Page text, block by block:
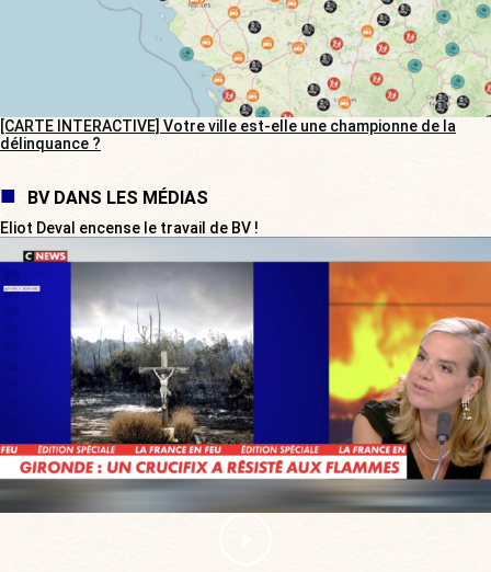
[CARTE INTERACTIVE] Votre ville est-elle une championne de la
délinquance ?
BV DANS LES MÉDIAS
Eliot Deval encense le travail de BV !